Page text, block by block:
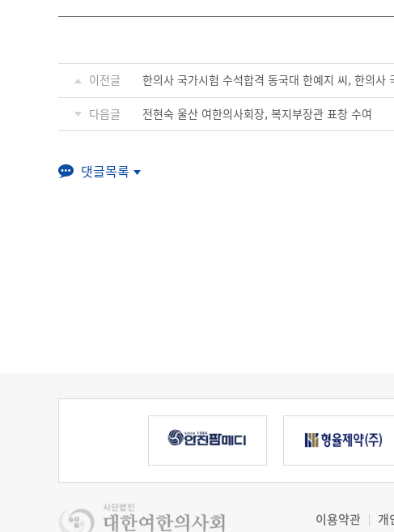
이전글 한의사 국가시험 수석합격 동국대 한예지 씨, 한의
다음글 전현숙 울산 여한의사회장, 복지부장관 표창 수여
댓글목록
이용약관 개